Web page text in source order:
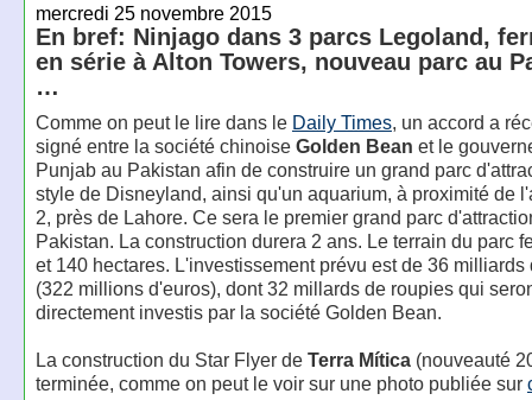
mercredi 25 novembre 2015
En bref: Ninjago dans 3 parcs Legoland,
en série à Alton Towers, nouveau parc au
…
Comme on peut le lire dans le Daily Times, un accord a
signé entre la société chinoise Golden Bean et le
Punjab au Pakistan afin de construire un grand parc
style de Disneyland, ainsi qu'un aquarium, à proximité de
2, près de Lahore. Ce sera le premier grand parc
Pakistan. La construction durera 2 ans. Le terrain du parc
et 140 hectares. L'investissement prévu est de 36 milliards
(322 millions d'euros), dont 32 millards de roupies qui
directement investis par la société Golden Bean.
La construction du Star Flyer de Terra Mítica(nouveauté
terminée, comme on peut le voir sur une photo publiée sur